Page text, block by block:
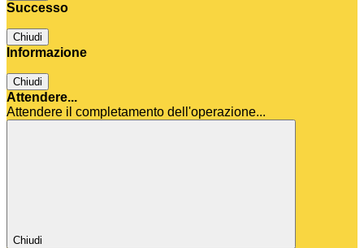
Successo
Chiudi
Informazione
Chiudi
Attendere...
Attendere il completamento dell'operazione...
Chiudi